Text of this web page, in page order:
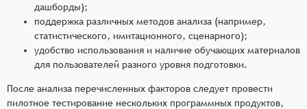
дашборды);
поддержка различных методов анализа (например,
статистического, имитационного, сценарного);
удобство использования и наличие обучающих материалов
для пользователей разного уровня подготовки.
После анализа перечисленных факторов следует провести
пилотное тестирование нескольких программных продуктов,